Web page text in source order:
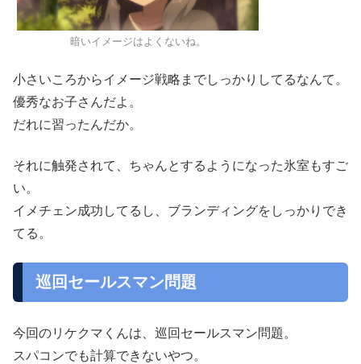
暗いイメージはよくないね。
小さいころからイメージ戦略までしっかりしてるなんて。
優秀なお子さんだよ。
だれに習ったんだか。
それに触発されて、ちゃんとするようになった氷室もすご
い。
イメチェン成功してるし、ブランディングをしっかりでき
てる。
巡回セールスマン問題
今回のリケクマくんは、巡回セールスマン問題。
スパコンでも計算できないやつ。